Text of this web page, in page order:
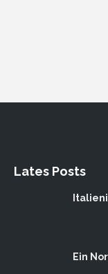
Lates Posts
Ein